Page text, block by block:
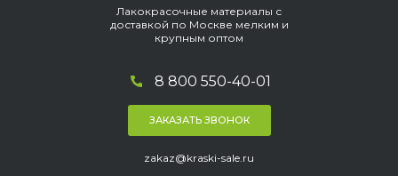
Лакокрасочные материалы с
доставкой по Москве мелким и
крупным оптом
8 800 550-40-01
ЗАКАЗАТЬ ЗВОНОК
zakaz@kraski-sale.ru